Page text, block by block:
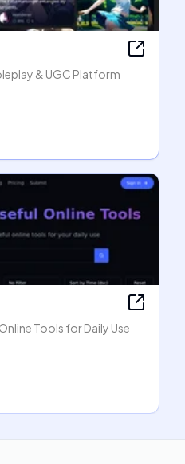
& UGC Platform
Tools for Daily Use